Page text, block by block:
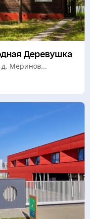
Деревушка
д. Меринов...